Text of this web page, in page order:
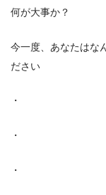
何が大事か？
今一度、あなたはな
ださい
・
・
・